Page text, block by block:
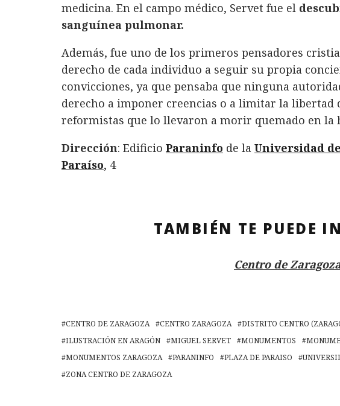
medicina. En el campo médico, Servet fue el
sanguínea pulmonar.
Además, fue uno de los primeros pensadores
derecho de cada individuo a seguir su propia
convicciones, ya que pensaba que ninguna
derecho a imponer creencias o a limitar la libertad
reformistas que lo llevaron a morir quemado en la
Dirección: Edificio Paraninfo de la Universidad
Paraíso, 4
TAMBIÉN TE PUEDE
Centro de
CENTRO DE ZARAGOZA CENTRO ZARAGOZA DISTRITO CENTRO
ILUSTRACIÓN EN ARAGÓN
MIGUEL SERVET MONUMENTOS
MONUMENTOS ZARAGOZA
PARANINFO PLAZA DE PARAISO
ZONA CENTRO DE ZARAGOZA